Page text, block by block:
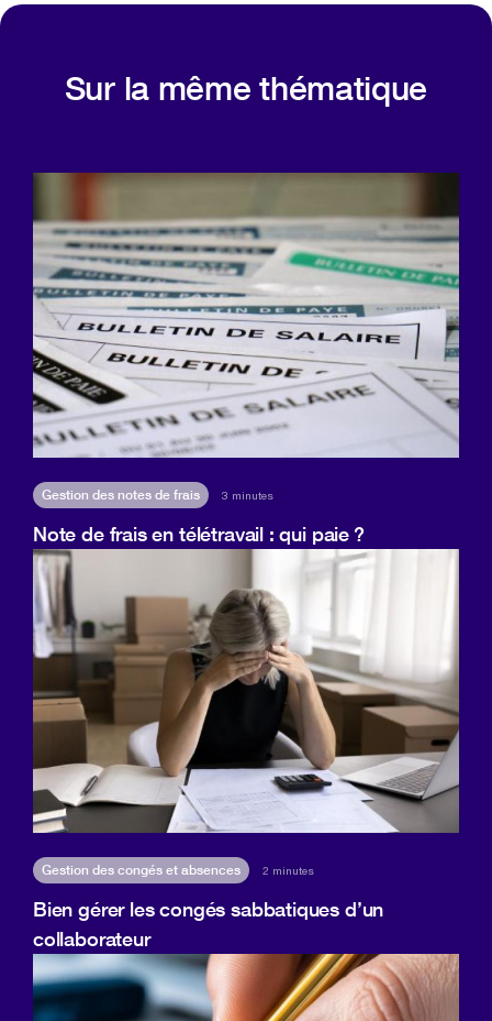
Sur la même thématique
Gestion des notes de frais 3 minutes
Note de frais en télétravail : qui paie ?
Gestion des congés et absences 2 minutes
Bien gérer les congés sabbatiques d’un
collaborateur